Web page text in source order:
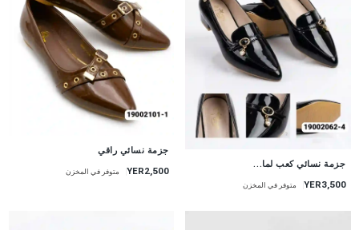
جزمة نسائي كعب لما...
YER3,500 متوفر في المخزن
جزمة نسائي راقي
YER2,500 متوفر في المخزن